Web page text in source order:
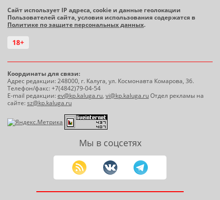
Сайт использует IP адреса, cookie и данные геолокации
Пользователей сайта, условия использования содержатся в
Политике по защите персональных данных.
18+
Координаты для связи:
Адрес редакции: 248000, г. Калуга, ул. Космонавта Комарова, 36.
Телефон/факс: +7(4842)79-04-54
E-mail редакции:ev@kp.kaluga.ru, vi@kp.kaluga.ruОтдел рекламы на
сайте:sz@kp.kaluga.ru
Мы в соцсетях